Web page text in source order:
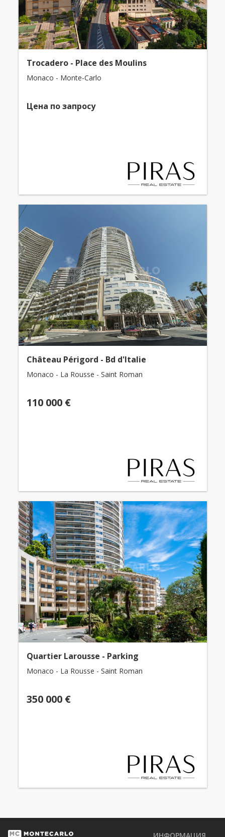
Trocadero - Place des Moulins
Monaco - Monte-Carlo
Цена по запросу
Château Périgord - Bd d'Italie
Monaco - La Rousse - Saint Roman
110 000 €
Quartier Larousse - Parking
Monaco - La Rousse - Saint Roman
350 000 €